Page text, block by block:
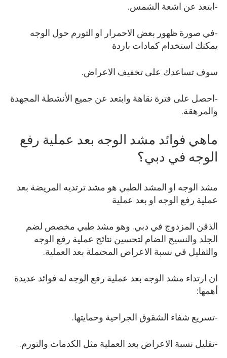
-ابتعد عن اشعة الشمس.
-في صورة ظهور بعض الاحمرار او التورم حول الوجه
يمكنك استخدام كمادات باردة
سوف تساعدك على تخفيف الاعراض.
-احصل على فترة نقاهة وابتعد عن جميع الأنشطة المجهدة
والمرهقة.
ماهي فوائد مشد الوجه بعد عملية رفع
الوجه في دبي؟
مشد الوجه او المشد الطبي هو مشد ترتديه المريضة بعد
عملية رفع الوجه او بعد عملية
الذقن المزدوج في دبي. وهو مشد طبي مخصص لضم
الجلد والنسيج الضام لتحسين نتائج عملية رفع الوجه
والتقليل في نسبة الاعراض المحتملة بعد العملية.
ان ارتداء مشد الوجه بعد عملية رفع الوجه له فوائد عديدة
أهمها:
-تسريع شفاء الشقوق الجراحية وحمايتها.
-تقليل نسبة الاعراض بعد العملية مثل الكدمات والتورم.